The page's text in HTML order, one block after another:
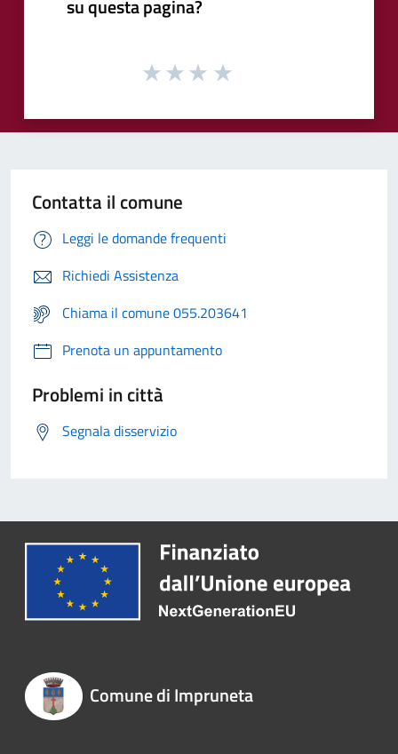
su questa pagina?
Contatta il comune
Leggi le domande frequenti
Richiedi Assistenza
Chiama il comune 055.203641
Prenota un appuntamento
Problemi in città
Segnala disservizio
Comune di Impruneta